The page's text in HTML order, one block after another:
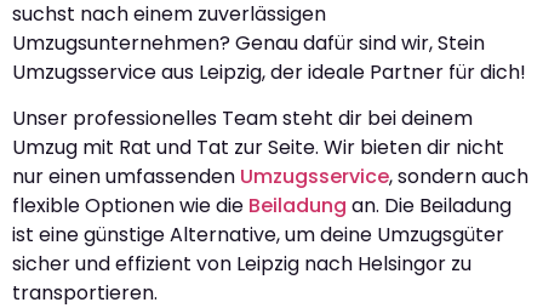
suchst nach einem zuverlässigen
Umzugsunternehmen? Genau dafür sind wir, Stein
Umzugsservice aus Leipzig, der ideale Partner für dich!
Unser professionelles Team steht dir bei deinem
Umzug mit Rat und Tat zur Seite. Wir bieten dir nicht
nur einen umfassenden Umzugsservice, sondern auch
flexible Optionen wie die Beiladung an. Die Beiladung
ist eine günstige Alternative, um deine Umzugsgüter
sicher und effizient von Leipzig nach Helsingor zu
transportieren.